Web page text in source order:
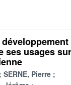
ses usages
SERNE, Pierre